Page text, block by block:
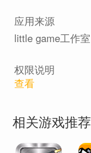
应用来源
little game工作室
权限说明
查看
相关游戏推荐